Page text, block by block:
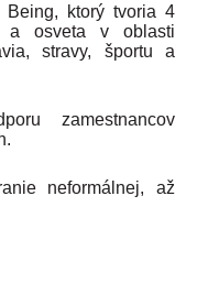
Being, ktorý tvoria 4
a osveta v oblasti
stravy, športu a
zamestnancov
neformálnej, až